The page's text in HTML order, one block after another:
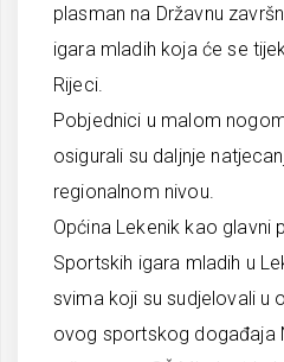
plasman na Državnu
igara mladih koja će se
Rijeci.
Pobjednici u malom
osigurali su daljnje
regionalnom nivou.
Općina Lekenik kao glavni
Sportskih igara mladih u
svima koji su sudjelovali u
ovog sportskog događaja